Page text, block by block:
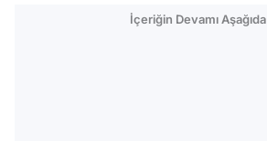
İçeriğin Devamı Aşağıda